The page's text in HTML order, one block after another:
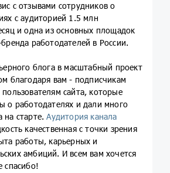
с отзывами сотрудников о
с аудиторией 1.5 млн
и одна из основных площадок
работодателей в России.
блога в масштабный проект
благодаря вам - подписчикам
сайта, которые
о работодателях и дали много
на старте.Аудитория канала
качественная с точки зрения
работы, карьерных и
амбиций. И всем вам хочется
спасибо!